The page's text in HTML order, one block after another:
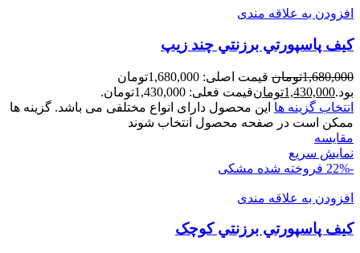
افزودن به علاقه مندی
کیف پاسپورتي برزنتي چند زيپ
1,680,000تومان
قیمت اصلی: 1,680,000تومان
بود.1,430,000تومانقیمت فعلی: 1,430,000تومان.
انتخاب گزینه ها این محصول دارای انواع مختلفی می باشد. گزینه ها
ممکن است در صفحه محصول انتخاب شوند
مقايسه
نمایش سریع
-22%
فروخته شده مشکی
افزودن به علاقه مندی
کیف پاسپورتي برزنتي کوچک